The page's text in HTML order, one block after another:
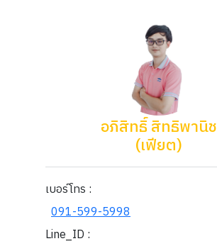
อภิสิทธิ์ สิทธิพานิช
(เฟียต)
เบอร์โทร :
091-599-5998
Line_ID :